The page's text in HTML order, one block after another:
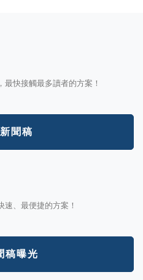
快接觸最多讀者的方案！
聞稿
、最便捷的方案！
稿曝光